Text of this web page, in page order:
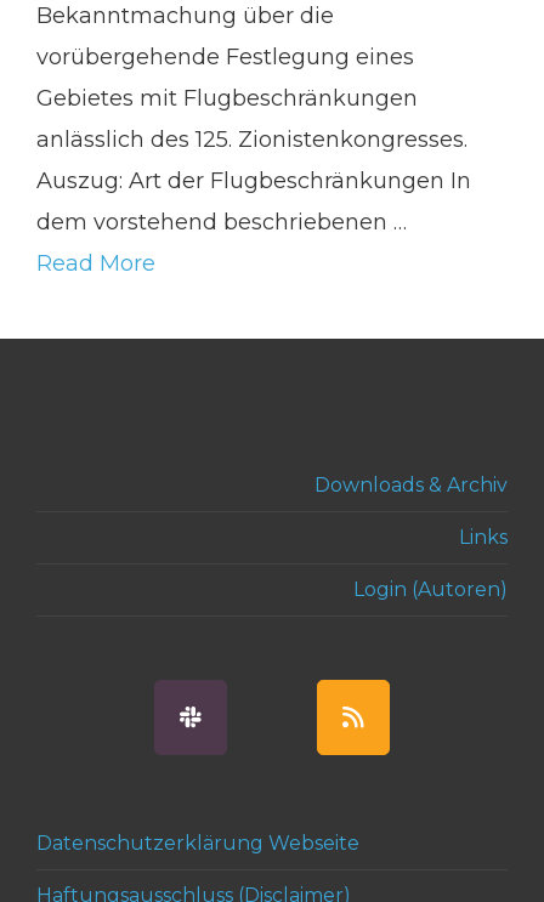
Bekanntmachung über die
vorübergehende Festlegung eines
Gebietes mit Flugbeschränkungen
anlässlich des 125. Zionistenkongresses.
Auszug: Art der Flugbeschränkungen In
dem vorstehend beschriebenen …
Read More
Downloads & Archiv
Links
Login (Autoren)
Datenschutzerklärung Webseite
Haftungsausschluss (Disclaimer)